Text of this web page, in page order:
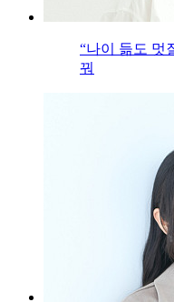
“나이 듦도 멋
꿔